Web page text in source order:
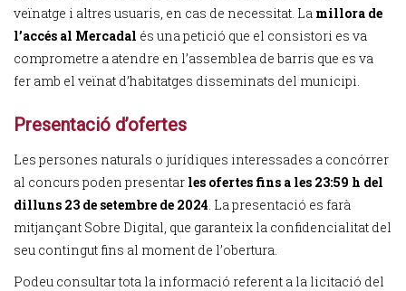
veïnatge i altres usuaris, en cas de necessitat. La millora de
l’accés al Mercadal és una petició que el consistori es va
comprometre a atendre en l’assemblea de barris que es va
fer amb el veïnat d’habitatges disseminats del municipi.
Presentació d’ofertes
Les persones naturals o jurídiques interessades a concórrer
al concurs poden presentarles ofertes fins a les 23:59 h del
dilluns 23 de setembre de 2024. La presentació es farà
mitjançant Sobre Digital, que garanteix la confidencialitat del
seu contingut fins al moment de l’obertura.
Podeu consultar tota la informació referent a la licitació del